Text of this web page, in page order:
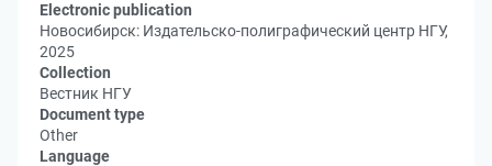
Electronic publication
Новосибирск: Издательско-полиграфический центр НГУ,
2025
Collection
Вестник НГУ
Document type
Other
Language